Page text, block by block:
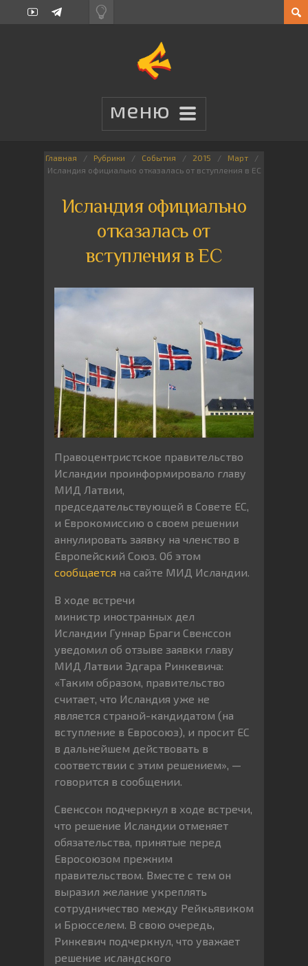
Главная Рубрики События 2015
Март
Исландия официально отказалась от вступления в ЕС
Исландия официально
отказалась от
вступления в ЕС
Правоцентристское правительство
Исландии проинформировало главу
МИД Латвии,
председательствующей в Совете ЕС,
и Еврокомиссию о своем решении
аннулировать заявку на членство в
Европейский Союз. Об этом
сообщается на сайте МИД Исландии.
В ходе встречи
министр иностранных дел
Исландии Гуннар Браги Свенссон
уведомил об отзыве заявки главу
МИД Латвии Эдгара Ринкевича:
«Таким образом, правительство
считает, что Исландия уже не
является страной-кандидатом (на
вступление в Евросоюз), и просит ЕС
в дальнейшем действовать в
соответствии с этим решением», —
говорится в сообщении.
Свенссон подчеркнул в ходе встречи,
что решение Исландии отменяет
обязательства, принятые перед
Евросоюзом прежним
правительством. Вместе с тем он
выразил желание укреплять
сотрудничество между Рейкьявиком
и Брюсселем. В свою очередь,
Ринкевич подчеркнул, что уважает
решение исландского